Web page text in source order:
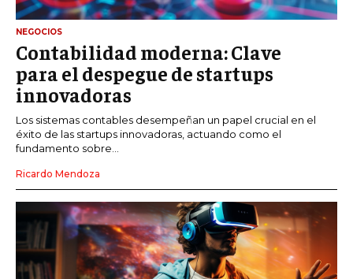
NEGOCIOS
Contabilidad moderna: Clave
para el despegue de startups
innovadoras
Los sistemas contables desempeñan un papel crucial en el
éxito de las startups innovadoras, actuando como el
fundamento sobre...
Ricardo Mendoza